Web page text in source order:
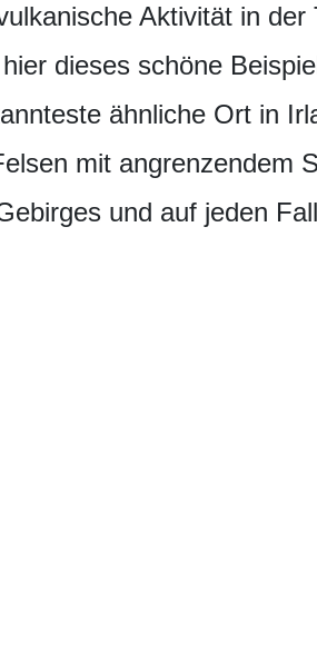
Aktivität in der
dieses schöne
ähnliche Ort in
mit angrenzendem
und auf jeden